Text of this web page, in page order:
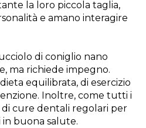
la loro piccola taglia,
e amano interagire
di coniglio nano
ma richiede impegno.
equilibrata, di esercizio
Inoltre, come tutti i
cure dentali regolari per
buona salute.